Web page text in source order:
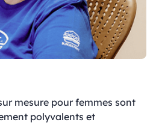
mesure pour femmes sont
polyvalents et